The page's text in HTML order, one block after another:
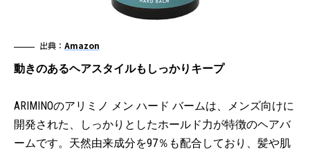
出典： Amazon
動きのあるヘアスタイルもしっかりキープ
ARIMINOのアリミノ メン ハード バームは、メンズ向けに
開発された、しっかりとしたホールド力が特徴のヘアバ
ームです。天然由来成分を97％も配合しており、髪や肌